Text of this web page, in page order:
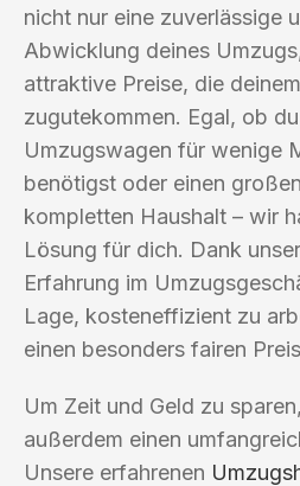
nicht nur eine zuverlässige
Abwicklung deines
attraktive Preise, die
zugutekommen. Egal, ob
Umzugswagen für wenige
benötigst oder einen
kompletten Haushalt – wir
Lösung für dich. Dank
Erfahrung im
Lage, kosteneffizient zu
einen besonders fairen
Um Zeit und Geld zu
außerdem einen
Unsere erfahrenen